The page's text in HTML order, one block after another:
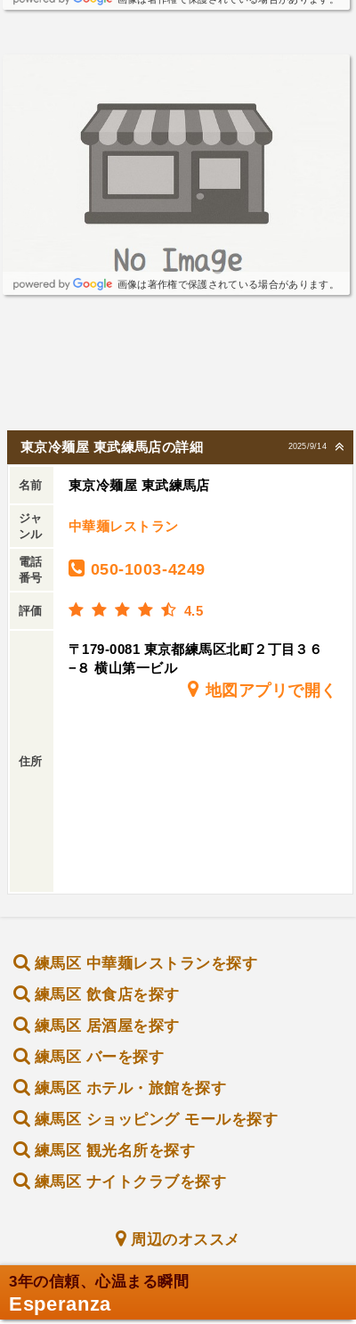
画像は著作権で保護されている場合があります。
2025/9/14
東京冷麺屋 東武練馬店の詳細
名前 東京冷麺屋 東武練馬店
ジャ
ンル
中華麺レストラン
電話
番号
050-1003-4249
評価 4.5
住所
〒179-0081 東京都練馬区北町２丁目３６
−８ 横山第一ビル
地図アプリで開く
練馬区 中華麺レストランを探す
練馬区 飲食店を探す
練馬区 居酒屋を探す
練馬区 バーを探す
練馬区 ホテル・旅館を探す
練馬区 ショッピング モールを探す
練馬区 観光名所を探す
練馬区 ナイトクラブを探す
周辺のオススメ
3年の信頼、心温まる瞬間
Esperanza